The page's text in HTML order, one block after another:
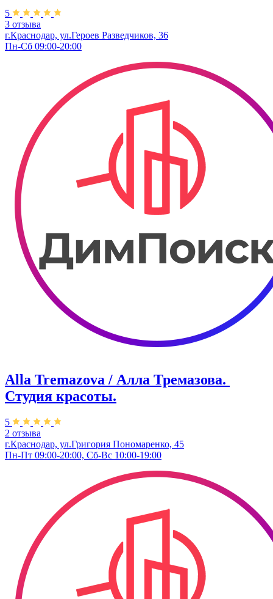
5
3 отзыва
г.Краснодар, ул.Героев Разведчиков, 36
Пн-Сб 09:00-20:00
Alla Tremazova / Алла Тремазова. ​
Студия красоты.
5
2 отзыва
г.Краснодар, ул.​Григория Пономаренко, 45
Пн-Пт 09:00-20:00, Сб-Вс 10:00-19:00